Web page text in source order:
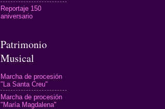
Reportaje 150
aniversario
Patrimonio
Musical
Marcha de procesión
"La Santa Creu"
Marcha de procesión
"María Magdalena"